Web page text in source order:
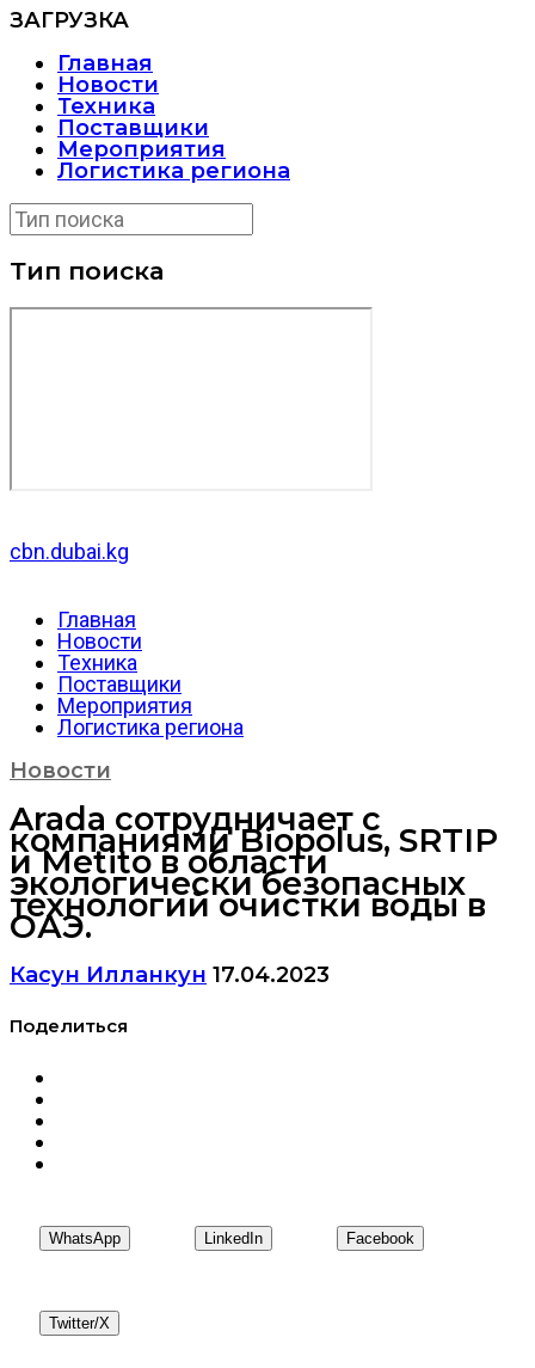
ЗАГРУЗКА
Главная
Новости
Техника
Поставщики
Мероприятия
Логистика региона
Тип поиска
cbn.dubai.kg
Главная
Новости
Техника
Поставщики
Мероприятия
Логистика региона
Новости
Arada сотрудничает с
компаниями Biopolus, SRTIP
и Metito в области
экологически безопасных
технологий очистки воды в
ОАЭ.
Касун Илланкун 17.04.2023
Поделиться
WhatsApp LinkedIn Facebook
Twitter/X